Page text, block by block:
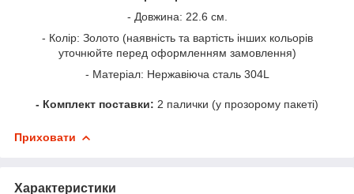
- Довжина: 22.6 см.
- Колір: Золото (наявність та вартість інших кольорів
уточнюйте перед оформленням замовлення)
- Матеріал: Нержавіюча сталь 304L
- Комплект поставки: 2 палички (у прозорому пакеті)
Приховати
Характеристики